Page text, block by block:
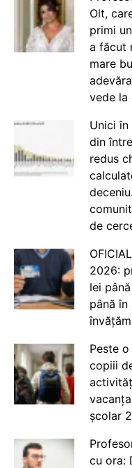
Olt,
primi
a făcut
mare
vede la
Unici în
din
redus
de
2026:
lei
până în
Peste
copiii
școlar
cu ora: